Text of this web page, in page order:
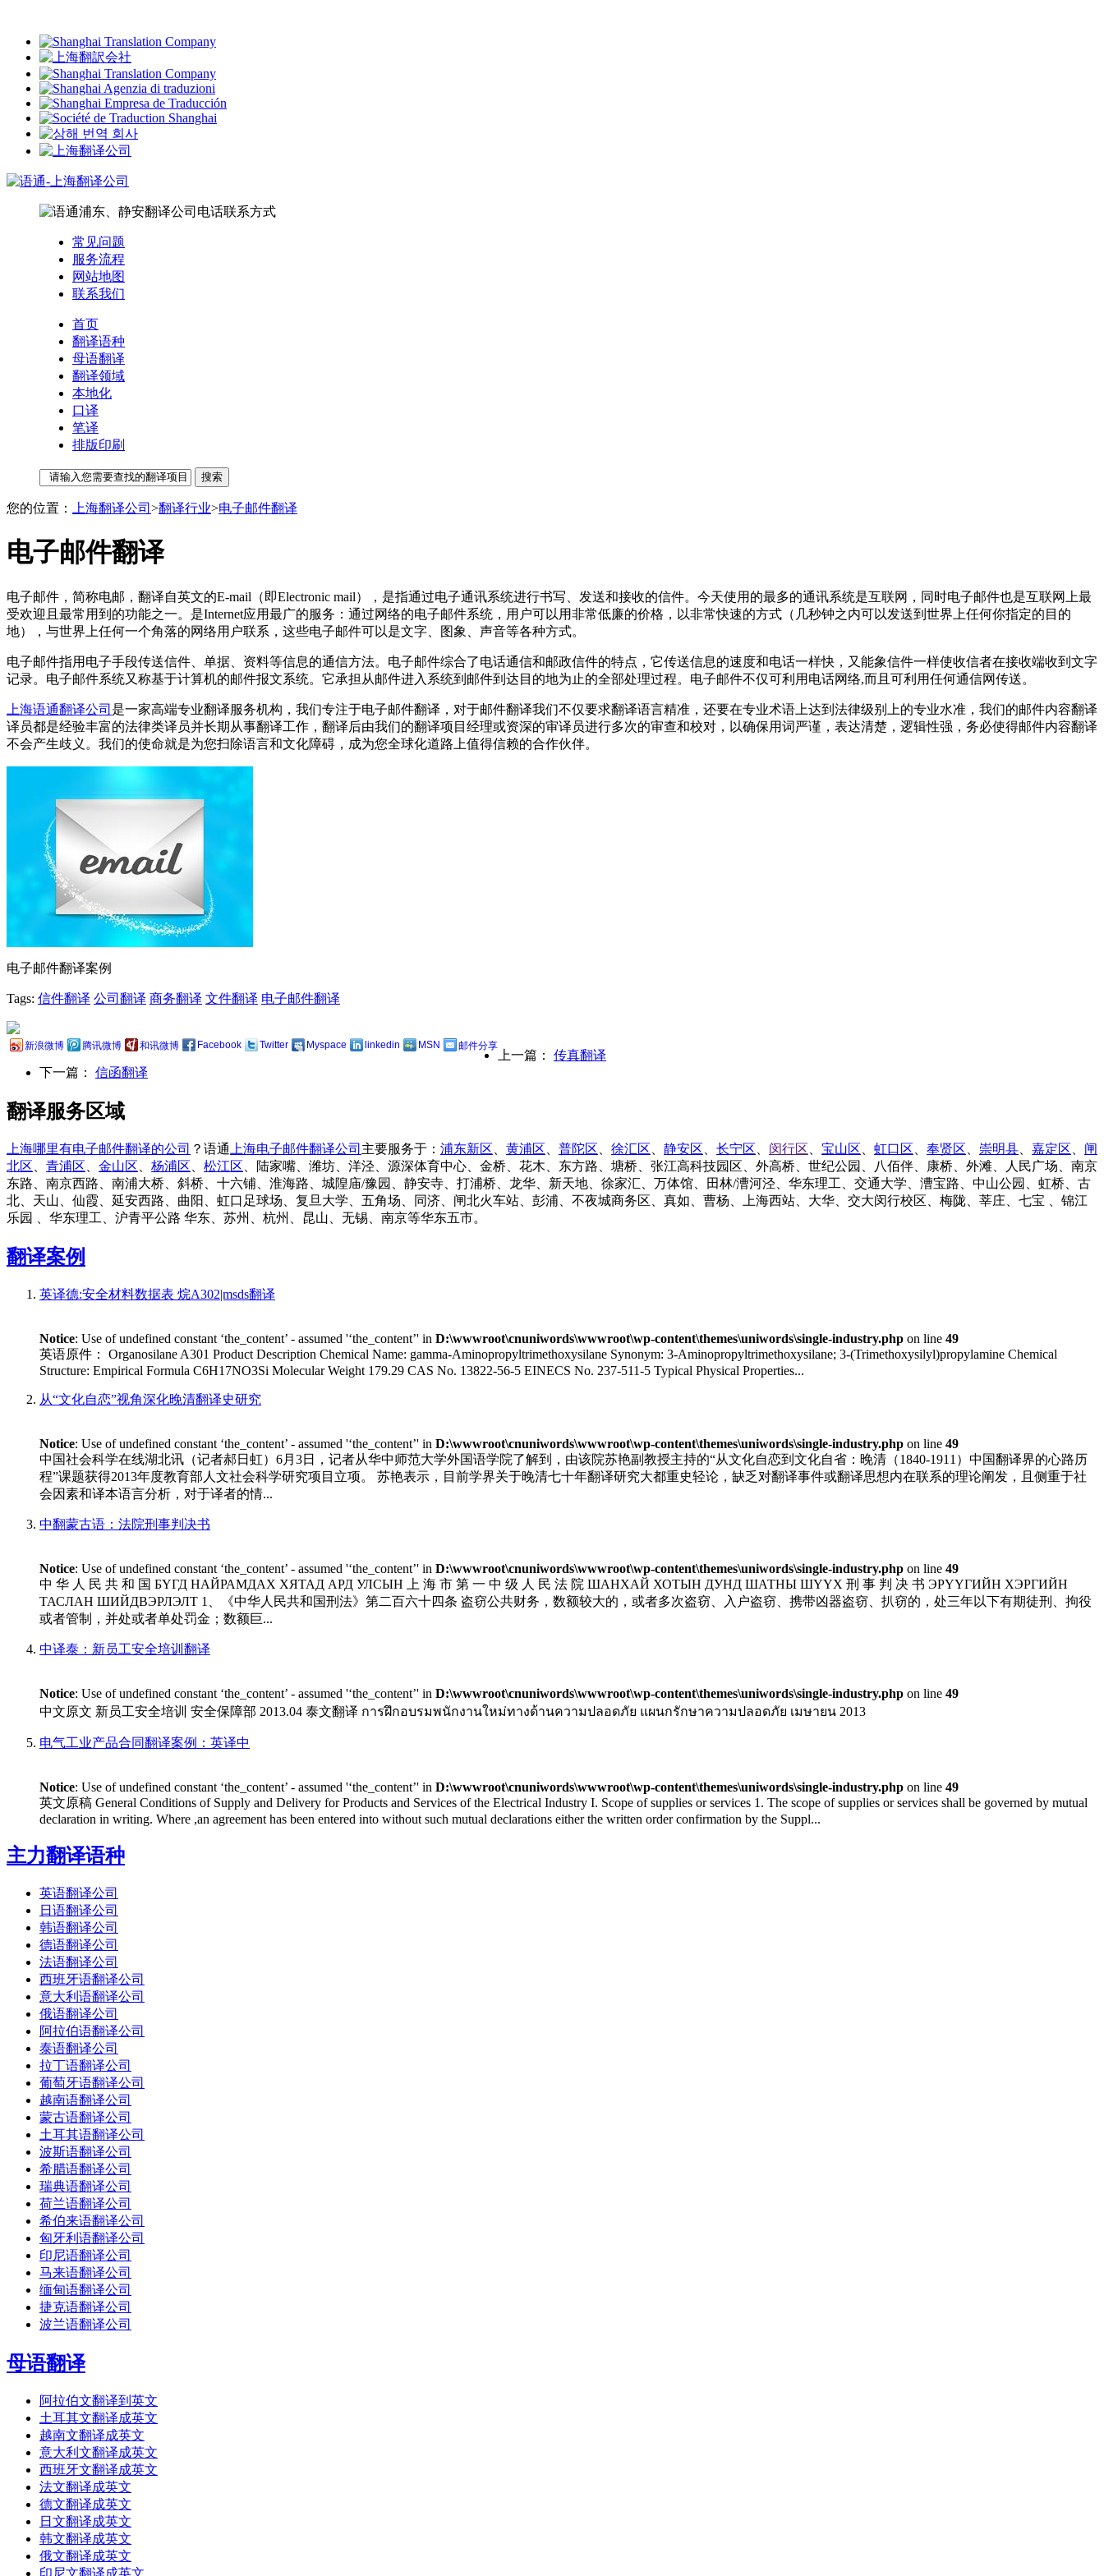
常见问题
服务流程
网站地图
联系我们
首页
翻译语种
母语翻译
翻译领域
本地化
口译
笔译
排版印刷
您的位置： 上海翻译公司 >翻译行业>电子邮件翻译
电子邮件翻译
电子邮件，简称电邮，翻译自英文的E-mail（即Electronic mail），是指通过电子通讯系统进行书写、发送和接收的信件。今天使用的最多的通讯系统是互联网，同时电子邮件也是互联网上最
受欢迎且最常用到的功能之一。是Internet应用最广的服务：通过网络的电子邮件系统，用户可以用非常低廉的价格，以非常快速的方式（几秒钟之内可以发送到世界上任何你指定的目的
地），与世界上任何一个角落的网络用户联系，这些电子邮件可以是文字、图象、声音等各种方式。
电子邮件指用电子手段传送信件、单据、资料等信息的通信方法。电子邮件综合了电话通信和邮政信件的特点，它传送信息的速度和电话一样快，又能象信件一样使收信者在接收端收到文字
记录。电子邮件系统又称基于计算机的邮件报文系统。它承担从邮件进入系统到邮件到达目的地为止的全部处理过程。电子邮件不仅可利用电话网络,而且可利用任何通信网传送。
上海语通翻译公司 是一家高端专业翻译服务机构，我们专注于电子邮件翻译，对于邮件翻译我们不仅要求翻译语言精准，还要在专业术语上达到法律级别上的专业水准，我们的邮件内容翻译
译员都是经验丰富的法律类译员并长期从事翻译工作，翻译后由我们的翻译项目经理或资深的审译员进行多次的审查和校对，以确保用词严谨，表达清楚，逻辑性强，务必使得邮件内容翻译
不会产生歧义。我们的使命就是为您扫除语言和文化障碍，成为您全球化道路上值得信赖的合作伙伴。
电子邮件翻译案例
Tags: 信件翻译 公司翻译 商务翻译 文件翻译 电子邮件翻译
新浪微博 腾讯微博 和讯微博 Facebook Twitter Myspace linkedin MSN 邮件分享
上一篇： 传真翻译
下一篇： 信函翻译
翻译服务区域
上海哪里有电子邮件翻译的公司 ？语通 上海电子邮件翻译公司 主要服务于： 浦东新区 黄浦区 普陀区 徐汇区 静安区 长宁区 闵行区 宝山区 虹口区 奉贤区 崇明县 嘉定区
闸
北区
青浦区 金山区 杨浦区 松江区 、陆家嘴、潍坊、洋泾、源深体育中心、金桥、花木、东方路、塘桥、张江高科技园区、外高桥、世纪公园、八佰伴、康桥、外滩、人民广场、南京
东路、南京西路、南浦大桥、斜桥、十六铺、淮海路、城隍庙/豫园、静安寺、打浦桥、龙华、新天地、徐家汇、万体馆、田林/漕河泾、华东理工、交通大学、漕宝路、中山公园、虹桥、古
北、天山、仙霞、延安西路、曲阳、虹口足球场、复旦大学、五角场、同济、闸北火车站、彭浦、不夜城商务区、真如、曹杨、上海西站、大华、交大闵行校区、梅陇、莘庄、七宝 、锦江
乐园 、华东理工、沪青平公路 华东、苏州、杭州、昆山、无锡、南京等华东五市。
翻译案例
英译德:安全材料数据表 烷A302|msds翻译
Notice: Use of undefined constant ‘the_content’ - assumed '‘the_content’' in D:\wwwroot\cnuniwords\wwwroot\wp-content\themes\uniwords\single-industry.php on line 49
英语原件： Organosilane A301 Product Description Chemical Name: gamma-Aminopropyltrimethoxysilane Synonym: 3-Aminopropyltrimethoxysilane; 3-(Trimethoxysilyl)propylamine Chemical
Structure: Empirical Formula C6H17NO3Si Molecular Weight 179.29 CAS No. 13822-56-5 EINECS No. 237-511-5 Typical Physical Properties...
从“文化自恋”视角深化晚清翻译史研究
Notice: Use of undefined constant ‘the_content’ - assumed '‘the_content’' in D:\wwwroot\cnuniwords\wwwroot\wp-content\themes\uniwords\single-industry.php on line 49
中国社会科学在线湖北讯（记者郝日虹）6月3日，记者从华中师范大学外国语学院了解到，由该院苏艳副教授主持的“从文化自恋到文化自省：晚清（1840-1911）中国翻译界的心路历
程”课题获得2013年度教育部人文社会科学研究项目立项。 苏艳表示，目前学界关于晚清七十年翻译研究大都重史轻论，缺乏对翻译事件或翻译思想内在联系的理论阐发，且侧重于社
会因素和译本语言分析，对于译者的情...
中翻蒙古语：法院刑事判决书
Notice: Use of undefined constant ‘the_content’ - assumed '‘the_content’' in D:\wwwroot\cnuniwords\wwwroot\wp-content\themes\uniwords\single-industry.php on line 49
中 华 人 民 共 和 国 БҮГД НАЙРАМДАХ ХЯТАД АРД УЛСЫН 上 海 市 第 一 中 级 人 民 法 院 ШАНХАЙ ХОТЫН ДУНД ШАТНЫ ШҮҮХ 刑 事 判 决 书 ЭРҮҮГИЙН ХЭРГИЙН
ТАСЛАН ШИЙДВЭРЛЭЛТ 1、《中华人民共和国刑法》第二百六十四条 盗窃公共财务，数额较大的，或者多次盗窃、入户盗窃、携带凶器盗窃、扒窃的，处三年以下有期徒刑、拘役
或者管制，并处或者单处罚金；数额巨...
中译泰：新员工安全培训翻译
Notice: Use of undefined constant ‘the_content’ - assumed '‘the_content’' in D:\wwwroot\cnuniwords\wwwroot\wp-content\themes\uniwords\single-industry.php on line 49
中文原文 新员工安全培训 安全保障部 2013.04 泰文翻译 การฝึกอบรมพนักงานใหม่ทางด้านความปลอดภัย แผนกรักษาความปลอดภัย เมษายน 2013
电气工业产品合同翻译案例：英译中
Notice: Use of undefined constant ‘the_content’ - assumed '‘the_content’' in D:\wwwroot\cnuniwords\wwwroot\wp-content\themes\uniwords\single-industry.php on line 49
英文原稿 General Conditions of Supply and Delivery for Products and Services of the Electrical Industry I. Scope of supplies or services 1. The scope of supplies or services shall be governed by mutual
declaration in writing. Where ,an agreement has been entered into without such mutual declarations either the written order confirmation by the Suppl...
主力翻译语种
英语翻译公司
日语翻译公司
韩语翻译公司
德语翻译公司
法语翻译公司
西班牙语翻译公司
意大利语翻译公司
俄语翻译公司
阿拉伯语翻译公司
泰语翻译公司
拉丁语翻译公司
葡萄牙语翻译公司
越南语翻译公司
蒙古语翻译公司
土耳其语翻译公司
波斯语翻译公司
希腊语翻译公司
瑞典语翻译公司
荷兰语翻译公司
希伯来语翻译公司
匈牙利语翻译公司
印尼语翻译公司
马来语翻译公司
缅甸语翻译公司
捷克语翻译公司
波兰语翻译公司
母语翻译
阿拉伯文翻译到英文
土耳其文翻译成英文
越南文翻译成英文
意大利文翻译成英文
西班牙文翻译成英文
法文翻译成英文
德文翻译成英文
日文翻译成英文
韩文翻译成英文
俄文翻译成英文